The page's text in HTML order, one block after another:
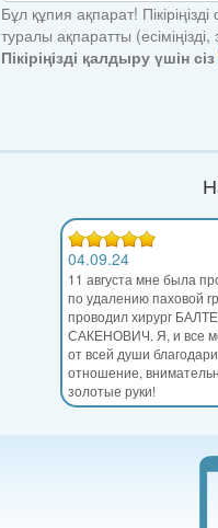
Бұл құпия ақпарат!
туралы ақпаратты
Пікіріңізді қалдыру үшін сіз
04.09.24
11 августа мне была
по удалению паховой
проводил хирург
САКЕНОВИЧ. Я, и все
от всей души
отношение,
золотые руки!